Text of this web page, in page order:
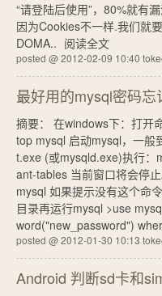
“请登陆后使用”，80%就有
因为Cookies不一样.我们就
DOMA.. 阅读全文
posted @ 2012-02-09 10:40
最好用的mysql密码忘
摘要： 在windows下：打开
top mysql 启动mysql，一般
t.exe (或mysqld.exe)执行
ant-tables 当前窗口将会停
mysql 如果提示没有这个命
目录再运行mysql >use
word("new_password")
posted @ 2012-01-30 10:13
Android 判断sd卡和